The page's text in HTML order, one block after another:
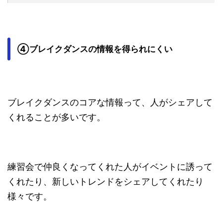
④ブレイクダンスの情報を得られにくい
ブレイクダンスのコアな情報って、人がシェアして
くれることが多いです。
練習会で仲良くなってくれた人がイベントに誘って
くれたり、新しいトレンドをシェアしてくれたり
様々です。